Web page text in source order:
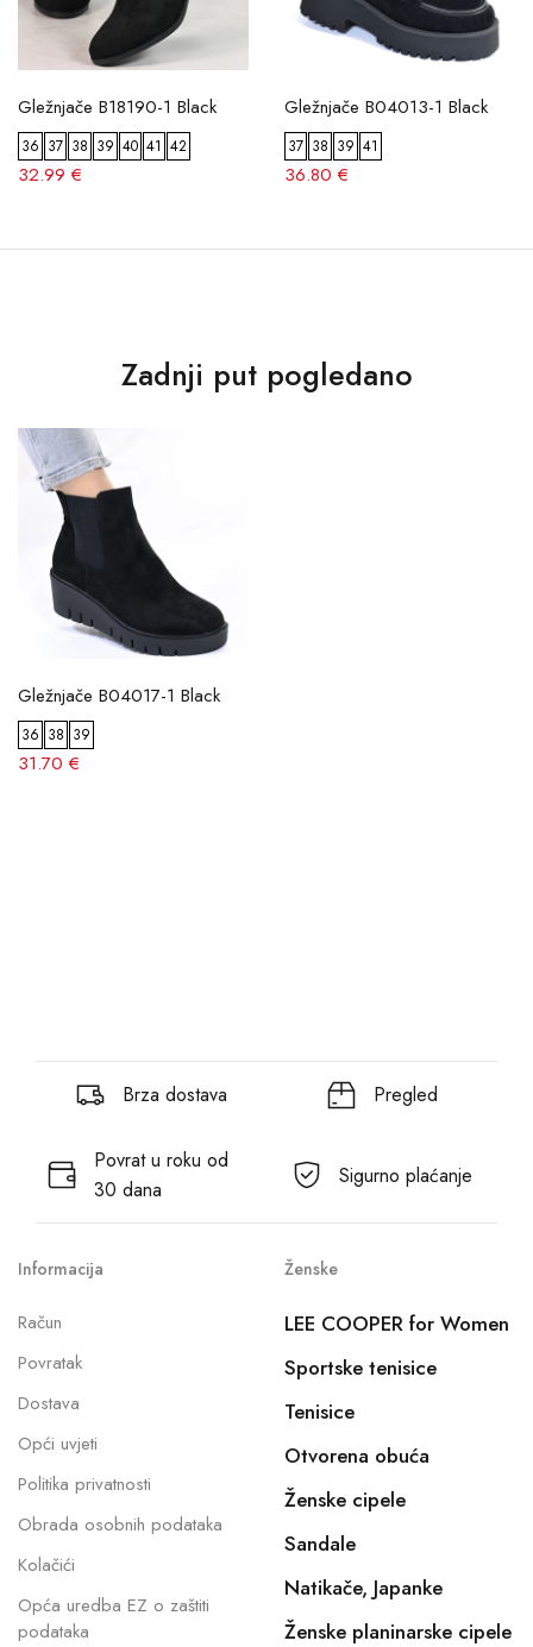
Gležnjače B18190-1 Black
36 37 38 39 40 41 42
32.99 €
Gležnjače B04013-1 Black
37 38 39 41
36.80 €
Zadnji put pogledano
Gležnjače B04017-1 Black
36 38 39
31.70 €
Brza dostava Pregled
Povrat u roku od
30 dana
Sigurno plaćanje
Informacija
Račun
Povratak
Dostava
Opći uvjeti
Politika privatnosti
Obrada osobnih podataka
Kolačići
Opća uredba EZ o zaštiti
podataka
Ženske
LEE COOPER for Women
Sportske tenisice
Tenisice
Otvorena obuća
Ženske cipele
Sandale
Natikače, Japanke
Ženske planinarske cipele